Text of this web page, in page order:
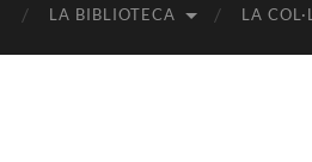
LA BIBLIOTECA LA